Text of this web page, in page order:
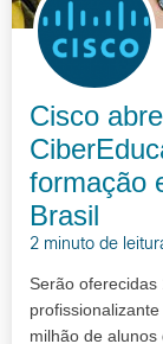
Cisco
formação
Brasil
2 minuto de
Serão
milhão de